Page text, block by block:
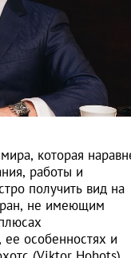
которая
работы и
получить вид на
не имеющим
особенностях и